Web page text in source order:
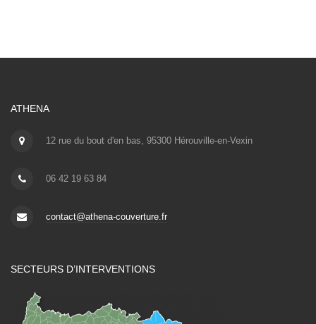
ATHENA
12 rue du bout d'en bas, 95300 Hérouville-en-Vexin
06 42 19 63 84
contact@athena-couverture.fr
SECTEURS D’INTERVENTIONS